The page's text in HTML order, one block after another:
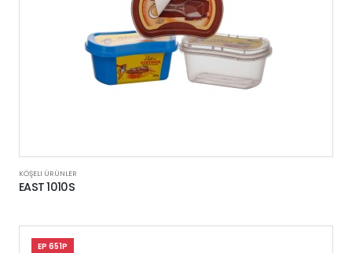
KÖŞELI ÜRÜNLER
EAST 1010S
EP 651P